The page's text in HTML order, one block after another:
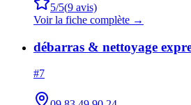
5/5(9 avis)
Voir la fiche complète →
débarras & nettoyage
#7